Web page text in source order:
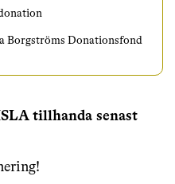
Borgströms Donationsfond
tillhanda senast